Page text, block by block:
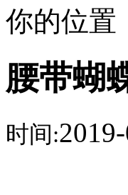
你的位置
腰带蝴
时间: